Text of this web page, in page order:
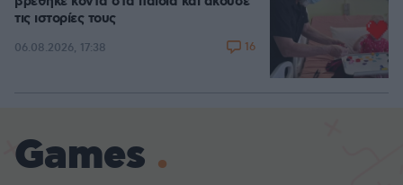
τις ιστορίες τους
06.08.2026, 17:38 16
Games